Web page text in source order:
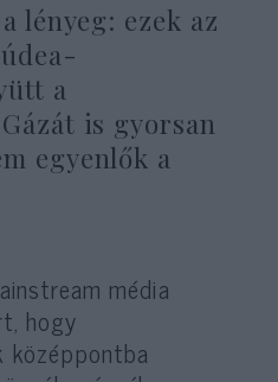
lényeg: ezek az
a
is gyorsan
egyenlők a
média
hogy
középpontba